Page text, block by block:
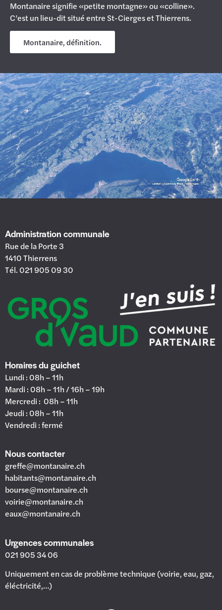
Montanaire signifie «petite montagne» ou «colline».
C’est un lieu-dit situé entre St-Cierges et Thierrens.
Montanaire, définition.
Administration communale
Rue de la Porte 3
1410 Thierrens
Tél. 021 905 09 30
Horaires du guichet
Lundi : 08h – 11h
Mardi : 08h – 11h / 16h – 19h
Mercredi : 08h – 11h
Jeudi : 08h – 11h
Vendredi : fermé
Nous contacter
greffe@montanaire.ch
habitants@montanaire.ch
bourse@montanaire.ch
voirie@montanaire.ch
eaux@montanaire.ch
Urgences communales
021 905 34 06
Uniquement en cas de problème technique (voirie, eau, gaz,
éléctricité,…)